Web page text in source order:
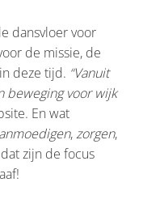
dansvloer voor
de missie, de
deze tijd. “Vanuit
beweging voor wijk
En wat
,zorgen,
zijn de focus